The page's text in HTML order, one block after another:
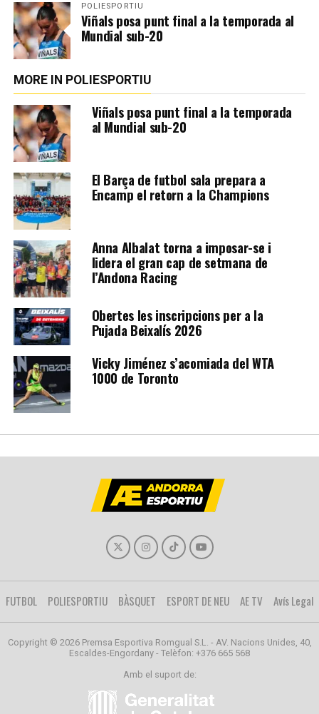
POLIESPORTIU
Viñals posa punt final a la temporada al
Mundial sub-20
MORE IN POLIESPORTIU
Viñals posa punt final a la temporada
al Mundial sub-20
El Barça de futbol sala prepara a
Encamp el retorn a la Champions
Anna Albalat torna a imposar-se i
lidera el gran cap de setmana de
l’Andona Racing
Obertes les inscripcions per a la
Pujada Beixalís 2026
Vicky Jiménez s’acomiada del WTA
1000 de Toronto
FUTBOL POLIESPORTIU BÀSQUET ESPORT DE NEU AE TV Avís Legal
Copyright © 2026 Premsa Esportiva Romgual S.L. - AV. Nacions Unides, 40,
Escaldes-Engordany - Telèfon: +376 665 568
Amb el suport de: